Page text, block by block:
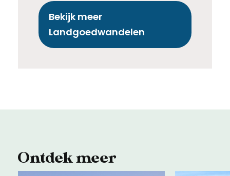
Bekijk meer
Landgoedwandelen
Ontdek meer